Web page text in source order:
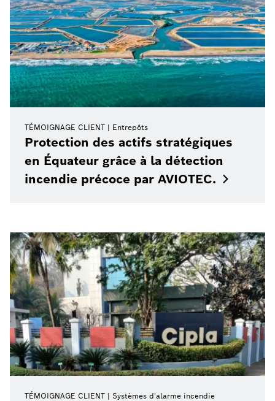
TÉMOIGNAGE CLIENT Entrepôts
Protection des actifs stratégiques
en Équateur grâce à la détection
incendie précoce par AVIOTEC.
TÉMOIGNAGE CLIENT Systèmes d'alarme incendie